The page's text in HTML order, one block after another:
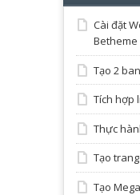
Cài đặt
Betheme
Tạo 2
Tích hợp
Thực
Tạo
Tạo